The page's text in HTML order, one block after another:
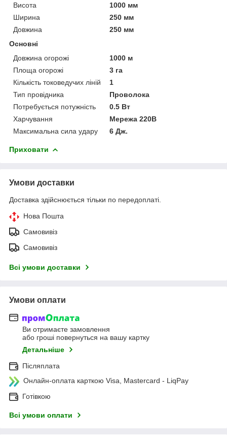
Висота
1000 мм
Ширина
250 мм
Довжина
250 мм
Основні
Довжина огорожі
1000 м
Площа огорожі
3 га
Кількість токоведучих ліній
1
Тип провідника
Проволока
Потребується потужність
0.5 Вт
Харчування
Мережа 220В
Максимальна сила удару
6 Дж.
Приховати
Умови доставки
Доставка здійснюється тільки по передоплаті.
Нова Пошта
Самовивіз
Самовивіз
Всі умови доставки
Умови оплати
Ви отримаєте замовлення
або гроші повернуться на вашу картку
Детальніше
Післяплата
Онлайн-оплата карткою Visa, Mastercard - LiqPay
Готівкою
Всі умови оплати